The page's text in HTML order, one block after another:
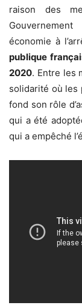
raison des
économie à
publique
2020. Entre les
solidarité où les
fond son rôle
qui a été
qui a empêché